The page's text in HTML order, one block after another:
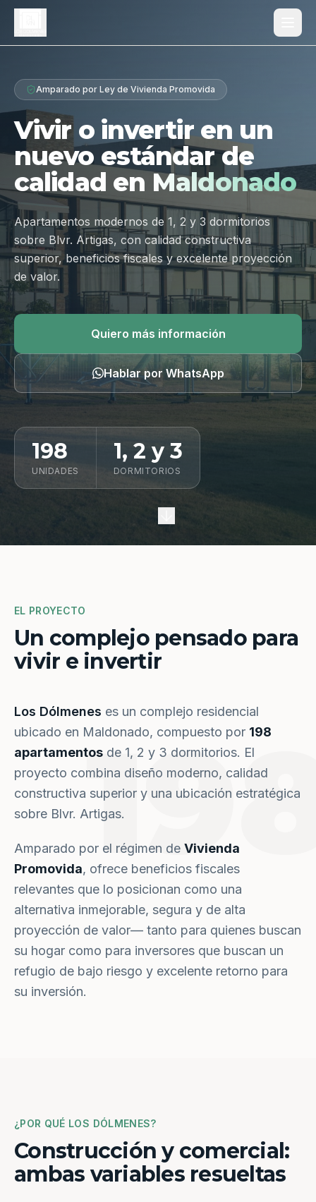
Proyecto
Diferenciales
Tipologías
Galería
Ubicación
Contacto
Hablar por WhatsApp
Amparado por Ley de Vivienda Promovida
Vivir o invertir en un
nuevo estándar de
calidad en Maldonado
Apartamentos modernos de 1, 2 y 3 dormitorios
sobre Blvr. Artigas, con calidad constructiva
superior, beneficios fiscales y excelente proyección
de valor.
Quiero más información
Hablar por WhatsApp
198
UNIDADES
1, 2 y 3
DORMITORIOS
EL PROYECTO
Un complejo pensado para
vivir e invertir
Los Dólmenes es un complejo residencial
ubicado en Maldonado, compuesto por 198
apartamentos de 1, 2 y 3 dormitorios. El
proyecto combina diseño moderno, calidad
constructiva superior y una ubicación estratégica
sobre Blvr. Artigas.
Amparado por el régimen de Vivienda
Promovida, ofrece beneficios fiscales
relevantes que lo posicionan como una
alternativa inmejorable, segura y de alta
proyección de valor— tanto para quienes buscan
su hogar como para inversores que buscan un
refugio de bajo riesgo y excelente retorno para
su inversión.
¿POR QUÉ LOS DÓLMENES?
Construcción y comercial:
ambas variables resueltas